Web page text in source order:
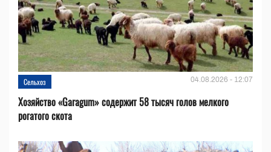
Сельхоз 04.08.2026 - 12:07
Хозяйство «Garagum» содержит 58 тысяч голов мелкого
рогатого скота